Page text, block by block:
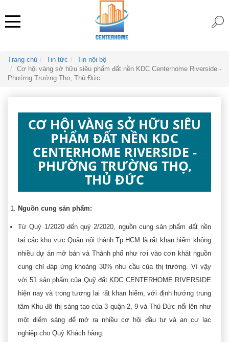
Trang chủ Tin tức
Tin nội bộ
Cơ hội vàng sở hữu siêu phẩm đất nền KDC Centerhome Riverside -
Phường Trường Thọ, Thủ Đức
CƠ HỘI VÀNG SỞ HỮU SIÊU
PHẨM ĐẤT NỀN KDC
CENTERHOME RIVERSIDE -
PHƯỜNG TRƯỜNG THỌ,
THỦ ĐỨC
Nguồn cung sản phẩm:
Từ Quý 1/2020 đến quý 2/2020, nguồn cung sản phẩm đất nền
tại các khu vực Quận nội thành Tp.HCM là rất khan hiếm không
nhiều dự án mở bán và Thành phố như rơi vào cơn khát nguồn
cung chỉ đáp ứng khoảng 30% nhu cầu của thị trường. Vì vậy
với 51 sản phẩm của Quỹ đất KDC CENTERHOME RIVERSIDE
hiện nay và trong tương lai rất khan hiếm, với định hướng trung
tâm Khu đô thị sáng tạo của 3 quận 2, 9 và Thủ Đức nổi lên như
một điểm sáng để mở ra nhiều cơ hội đầu tư và an cư lạc
nghiệp cho Quý Khách hàng.